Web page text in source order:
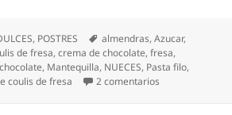
, POSTRES Etiquetas
almendras,Azucar,
de fresa,crema de chocolate,fresa,
, Mantequilla, NUECES, Pasta filo,
coulis de fresa
2 comentarios